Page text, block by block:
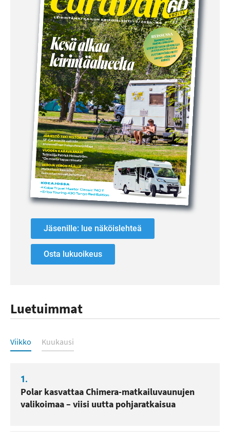
Jäsenille: lue näköislehteä
Osta lukuoikeus
Luetuimmat
Luetuimmat
Viikko Kuukausi
1.
Polar kasvattaa Chimera-matkailuvaunujen
valikoimaa – viisi uutta pohjaratkaisua